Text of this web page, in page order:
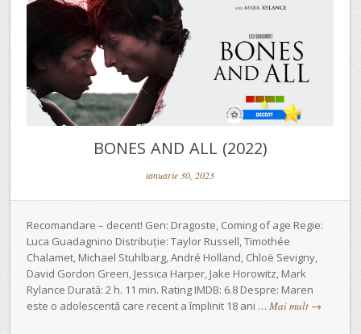
BONES AND ALL (2022)
ianuarie 30, 2023
Recomandare – decent! Gen: Dragoste, Coming of age Regie:
Luca Guadagnino Distribuție: Taylor Russell, Timothée
Chalamet, Michael Stuhlbarg, André Holland, Chloë Sevigny,
David Gordon Green, Jessica Harper, Jake Horowitz, Mark
Rylance Durată: 2 h. 11 min. Rating IMDB: 6.8 Despre: Maren
este o adolescentă care recent a împlinit 18 ani … Mai mult →